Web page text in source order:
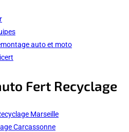
auto et moto
Fert Recyclage
Marseille
Carcassonne